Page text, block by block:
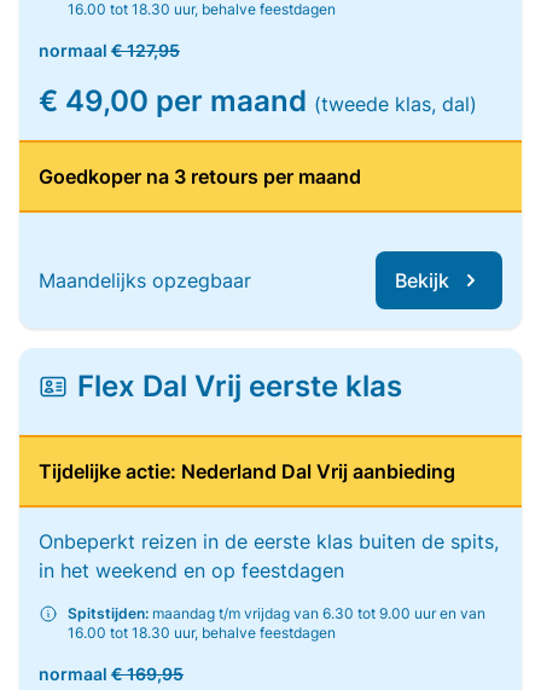
16.00 tot 18.30 uur, behalve feestdagen
normaal € 127,95
€ 49,00 per maand (tweede klas, dal)
Goedkoper na 3 retours per maand
Maandelijks opzegbaar Bekijk
Flex Dal Vrij eerste klas
Tijdelijke actie: Nederland Dal Vrij aanbieding
Onbeperkt reizen in de eerste klas buiten de spits,
in het weekend en op feestdagen
Spitstijden: maandag t/m vrijdag van 6.30 tot 9.00 uur en van
16.00 tot 18.30 uur, behalve feestdagen
normaal € 169,95